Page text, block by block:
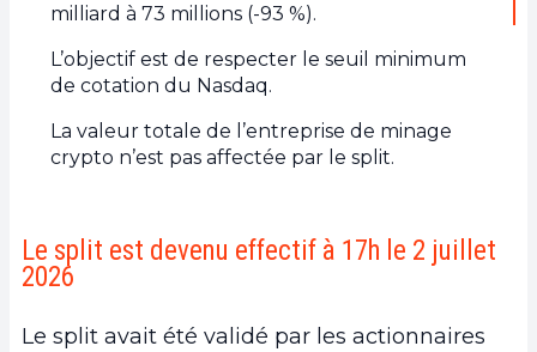
milliard à 73 millions (-93 %).
L’objectif est de respecter le seuil minimum
de cotation du Nasdaq.
La valeur totale de l’entreprise de minage
crypto n’est pas affectée par le split.
Le split est devenu effectif à 17h le 2 juillet
2026
Le split avait été validé par les actionnaires